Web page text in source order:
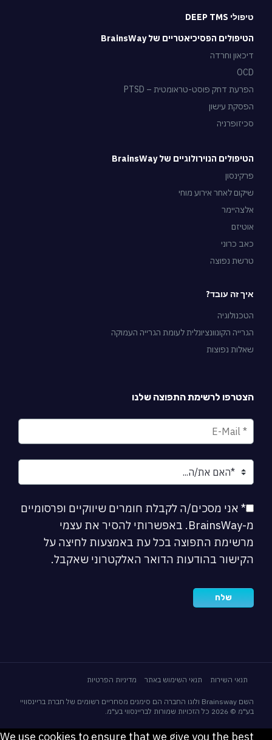
טיפולי DEEP TMS
הטיפולים הפסיכיאטריים של BrainsWay
דיכאון וחרדה
OCD
הפרעת דחק פוסט-טראומטית – PTSD
הפסקת עישון
סכיזופרניה
הטיפולים הנוירולוגיים של BrainsWay
פרקינסון
שיקום לאחר אירוע מוחי
אלצהיימר
אוטיזם
כאב כרוני
טרשת נפוצה
איך זה עובד?
הטכנולוגיה
הגרייה הקונוונציונלית לעומת הגרייה העמוקה
שאלות נפוצות
הצטרפו לרשימת התפוצה שלנו
* אני מסכים/ה לקבלת חומרים שיווקיים ופרסומיים
מ-BrainsWay. באפשרותי להסיר את עצמי
מרשימת התפוצה בכל עת באמצעות לחיצה על
הקישור בהודעות הדואר האלקטרוני שאקבל.
תנאי השירות תנאי השימוש באתר מדיניות הפרטיות
השם Brainsway ולוגו החברה הם סימנים מסחריים רשומים של חברת בריינסוויי
בע"מ © 2026 כל הזכויות שמורות לבריינסווי בע"מ.
We use cookies to ensure that we give you the best